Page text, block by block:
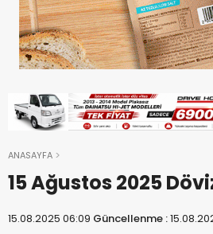
ANASAYFA
15 Ağustos 2025
15.08.2025 06:09 Güncellenme :